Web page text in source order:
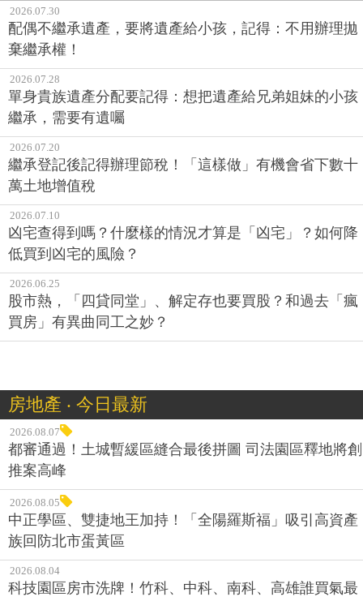
2026.07.30
配偶不繼承遺產，要將遺產給小孩，記得：不用辦理拋
棄繼承權！
2026.07.28
單身貴族遺產分配要記得：想把遺產給兄弟姐妹的小孩
繼承，需要有遺囑
2026.07.20
繼承登記後記得辦理節稅！「這樣做」有機會省下數十
萬土地增值稅
2026.07.10
凶宅查得到嗎？什麼樣的情況才算是「凶宅」？如何降
低買到凶宅的風險？
2026.06.25
股市熱，「四貸同堂」、解定存也要買股？和過去「瘋
買房」有異曲同工之妙？
房地產 ‧ 今日最新
2026.08.07
都審通過！土城暫緩區縫合最後拼圖 司法園區釋地將創
推案高峰
2026.08.05
中正學區、雙捷地王加持！「全陽羅斯福」吸引高資產
族回防北市蛋黃區
2026.08.04
科技園區房市洗牌！竹科、中科、南科、高雄誰買氣最